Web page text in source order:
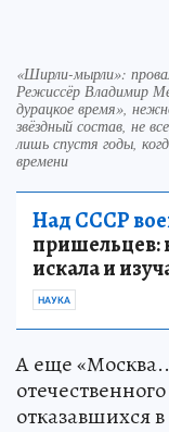
«Ширли-мырли»:
Режиссёр Владимир
дурацкое время»,
звёздный состав, не
лишь спустя годы,
времени
Над СССР
пришельцев:
искала и
НАУКА
А еще
отказавшихся